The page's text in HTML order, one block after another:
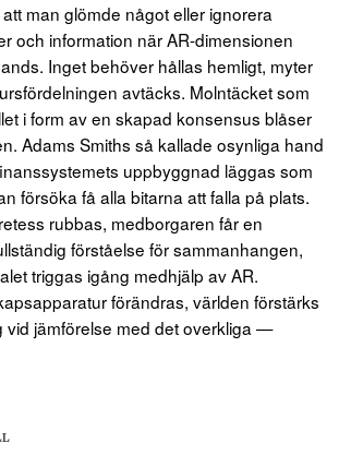
man glömde något eller ignorera
och information när AR-dimensionen
Inget behöver hållas hemligt, myter
avtäcks. Molntäcket som
i form av en skapad konsensus blåser
Adams Smiths så kallade osynliga hand
uppbyggnad läggas som
försöka få alla bitarna att falla på plats.
rubbas, medborgaren får en
förståelse för sammanhangen,
triggas igång medhjälp av AR.
förändras, världen förstärks
vid jämförelse med det overkliga —